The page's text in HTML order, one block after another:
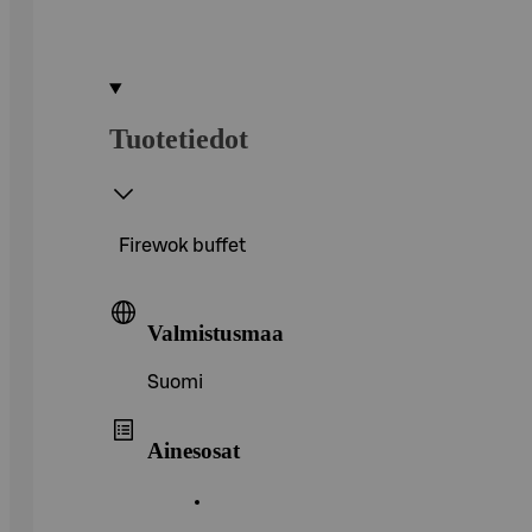
Tuotetiedot
Firewok buffet
Valmistusmaa
Suomi
Ainesosat